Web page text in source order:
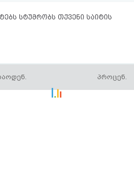
სტუმრობს თქვენი საიტის
პროცენ.